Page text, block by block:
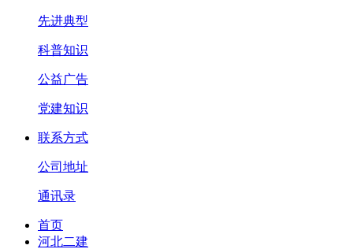
先进典型
科普知识
公益广告
党建知识
联系方式
公司地址
通讯录
首页
河北二建